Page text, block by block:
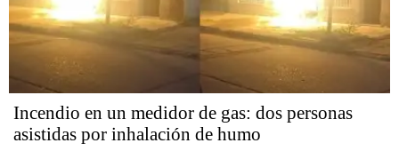
Incendio en un medidor de gas: dos personas
asistidas por inhalación de humo